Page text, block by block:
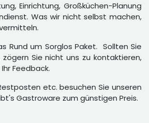
Einrichtung, Großküchen-Planung
Was wir nicht selbst machen,
Rund um Sorglos Paket. Sollten Sie
Sie nicht uns zu kontaktieren,
Feedback.
etc. besuchen Sie unseren
Gastroware zum günstigen Preis.